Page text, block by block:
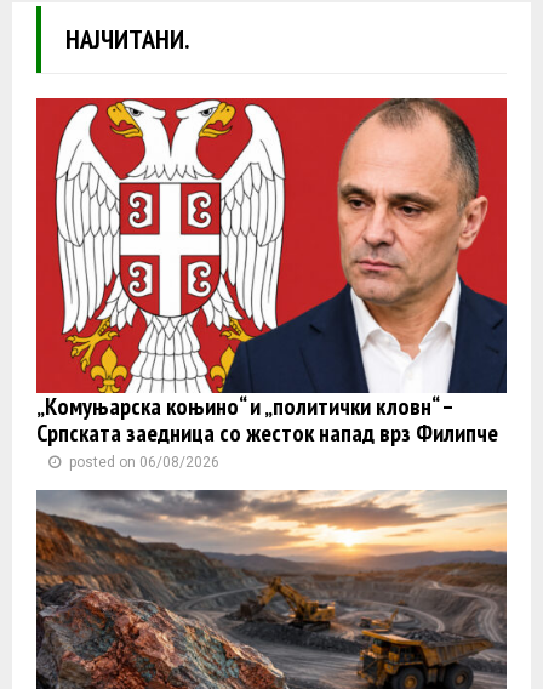
НАЈЧИТАНИ.
„Комуњарска коњино“ и „политички кловн“ –
Српската заедница со жесток напад врз Филипче
posted on 06/08/2026